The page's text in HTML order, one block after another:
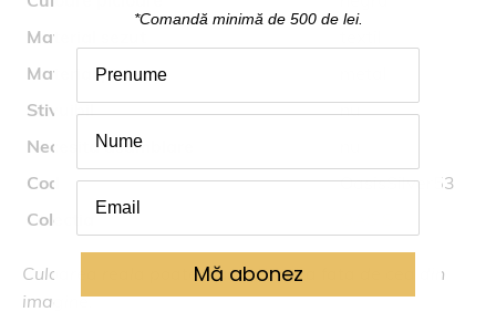
Material sezut
Material picioare
Stivuibil
nu
Necesita asamblare
Cod
OasisSilver53
Colectia
Culoarea reala poate fi usor diferita fata de cea din
imagine.
*Comandă minimă de 500 de lei.
Mă abonez